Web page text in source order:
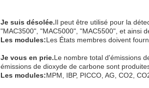
Je suis désolée.Il peut être utilisé pour la
"MAC3500", "MAC5000", "MAC5500", et ainsi
Les modules:Les États membres doivent
Je vous en prie.Le nombre total d'émissions
émissions de dioxyde de carbone sont
Les modules:MPM, IBP, PICCO, AG, CO2,